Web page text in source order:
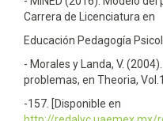
Carrera de Licenciatura en
Educación Pedagogía
- Morales y Landa, V.
problemas, en Theoria,
-157. [Disponible en